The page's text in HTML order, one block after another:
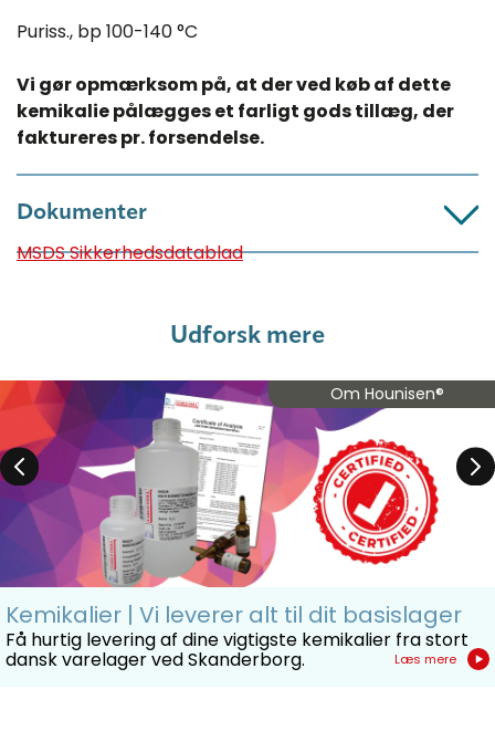
Puriss., bp 100-140 °C
Vi gør opmærksom på, at der ved køb af dette
kemikalie pålægges et farligt gods tillæg, der
faktureres pr. forsendelse.​
Dokumenter
MSDS Sikkerhedsdatablad
Udforsk mere
Om Hounisen®
Kemikalier | Vi leverer alt til dit basislager
Få hurtig levering af dine vigtigste kemikalier fra stort
dansk varelager ved Skanderborg. Læs mere